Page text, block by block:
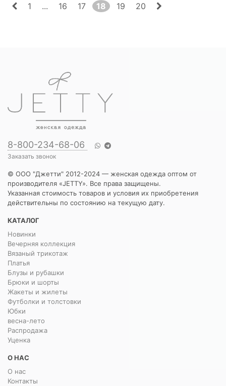
1 ... 16 17 18 19 20
8-800-234-68-06
Заказать звонок
© ООО "Джетти" 2012-2024 — женская одежда оптом от
производителя «JETTY». Все права защищены.
Указанная стоимость товаров и условия их приобретения
действительны по состоянию на текущую дату.
КАТАЛОГ
Новинки
Вечерняя коллекция
Вязаный трикотаж
Платья
Блузы и рубашки
Брюки и шорты
Жакеты и жилеты
Футболки и толстовки
Юбки
весна-лето
Распродажа
Уценка
О НАС
О нас
Контакты